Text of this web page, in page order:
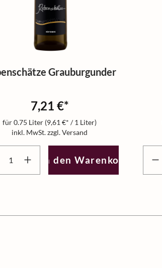
Grauburgunder
7,21 €*
für0.75 Liter (9,61 €* / 1 Liter)
inkl. MwSt. zzgl. Versand
In den Warenkorb